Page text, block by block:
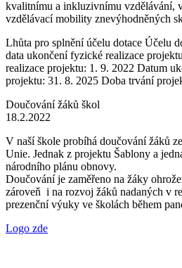
kvalitnímu a inkluzivnímu vzdělávání,
vzdělávací mobility znevýhodněných
Lhůta pro splnění účelu dotace Účelu
data ukončení fyzické realizace
realizace projektu: 1. 9. 2022 Datum
projektu: 31. 8. 2025 Doba trvání
Doučování žáků škol
18.2.2022
V naší škole probíhá doučování žáků
Unie. Jednak z projektu Šablony a
národního plánu obnovy.
Doučování je zaměřeno na žáky
zároveň i na rozvoj žáků nadaných v
prezenční výuky ve školách během
Logo zde